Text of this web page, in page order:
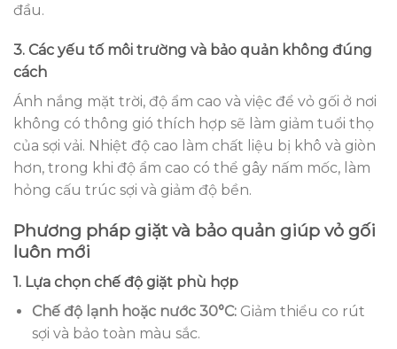
đầu.
3. Các yếu tố môi trường và bảo quản không đúng
cách
Ánh nắng mặt trời, độ ẩm cao và việc để vỏ gối ở nơi
không có thông gió thích hợp sẽ làm giảm tuổi thọ
của sợi vải. Nhiệt độ cao làm chất liệu bị khô và giòn
hơn, trong khi độ ẩm cao có thể gây nấm mốc, làm
hỏng cấu trúc sợi và giảm độ bền.
Phương pháp giặt và bảo quản giúp vỏ gối
luôn mới
1. Lựa chọn chế độ giặt phù hợp
Chế độ lạnh hoặc nước 30°C:Giảm thiểu co rút
sợi và bảo toàn màu sắc.